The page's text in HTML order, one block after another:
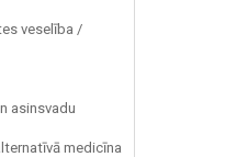
veselība /
asinsvadu
medicīna